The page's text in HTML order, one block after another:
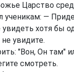
Царство
ученикам: —
увидеть хотя бы
увидите.
"Вон, Он там"
смотреть.